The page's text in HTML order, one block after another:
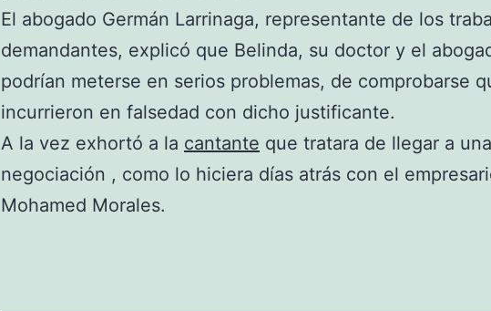
El abogado Germán Larrinaga, representante de los
demandantes, explicó que Belinda, su doctor y el
podrían meterse en serios problemas, de comprobarse
incurrieron en falsedad con dicho justificante.
A la vez exhortó a la cantante que tratara de llegar a una
negociación , como lo hiciera días atrás con el
Mohamed Morales.